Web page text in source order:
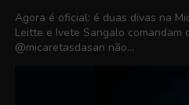
Agora é oficial: é duas divas na
Leitte e Ivete Sangalo comandam
@micaretasdasan não...